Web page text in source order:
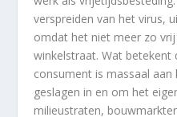
verspreiden van het virus,
omdat het niet meer zo vrij
winkelstraat. Wat betekent
consument is massaal
geslagen in en om het
milieustraten,